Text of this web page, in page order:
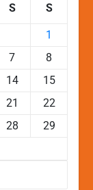
S S
1
7
8
14
15
21
22
28
29